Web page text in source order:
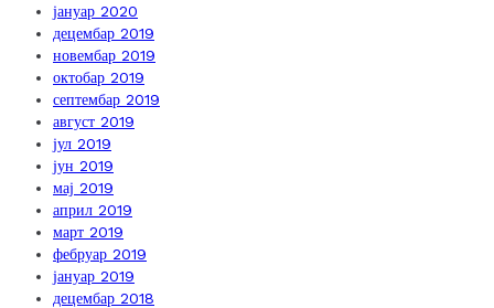
јануар 2020
децембар 2019
новембар 2019
октобар 2019
септембар 2019
август 2019
јул 2019
јун 2019
мај 2019
април 2019
март 2019
фебруар 2019
јануар 2019
децембар 2018